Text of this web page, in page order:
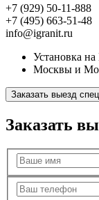
+7 (929) 50-11-888
+7 (495) 663-51-48
info@igranit.ru
Установка
Москвы и
Заказать выезд
Заказать